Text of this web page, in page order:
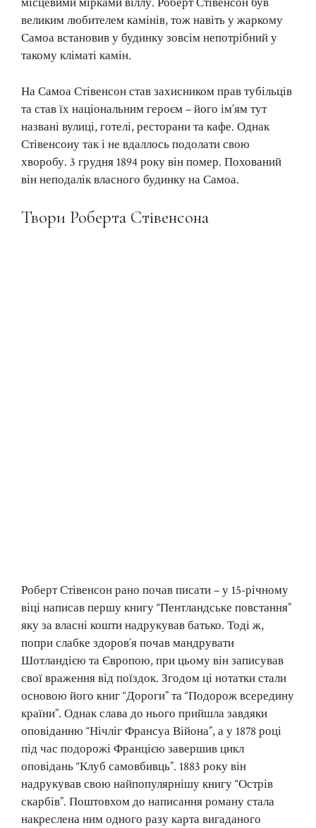
великим любителем камінів, тож навіть у жаркому
Самоа встановив у будинку зовсім непотрібний у
такому кліматі камін.
На Самоа Стівенсон став захисником прав тубільців
та став їх національним героєм – його ім’ям тут
названі вулиці, готелі, ресторани та кафе. Однак
Стівенсону так і не вдаллось подолати свою
хворобу. 3 грудня 1894 року він помер. Похований
він неподалік власного будинку на Самоа.
Твори Роберта Стівенсона
Роберт Стівенсон рано почав писати – у 15-річному
віці написав першу книгу “Пентландське повстання”
яку за власні кошти надрукував батько. Тоді ж,
попри слабке здоров’я почав мандрувати
Шотландією та Європою, при цьому він записував
свої враження від поїздок. Згодом ці нотатки стали
основою його книг “Дороги” та “Подорож всередину
країни”. Однак слава до нього прийшла завдяки
оповіданню “Нічліг Франсуа Війона”, а у 1878 році
під час подорожі Францією завершив цикл
оповідань “Клуб самовбивць”. 1883 року він
надрукував свою найпопулярнішу книгу “Острів
скарбів”. Поштовхом до написання роману стала
накреслена ним одного разу карта вигаданого